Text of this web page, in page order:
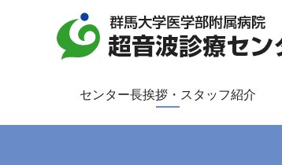
センター長挨拶・スタッフ紹介